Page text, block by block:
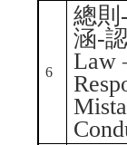
6
總則
涵-
Law